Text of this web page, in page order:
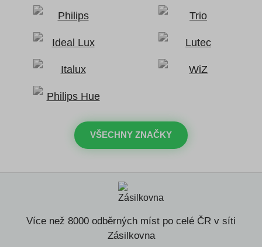
VŠECHNY ZNAČKY
Více než 8000 odběrných míst po celé ČR v síti
Zásilkovna